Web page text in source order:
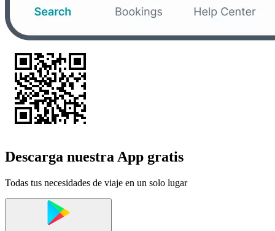
Descarga nuestra App gratis
Todas tus necesidades de viaje en un solo lugar